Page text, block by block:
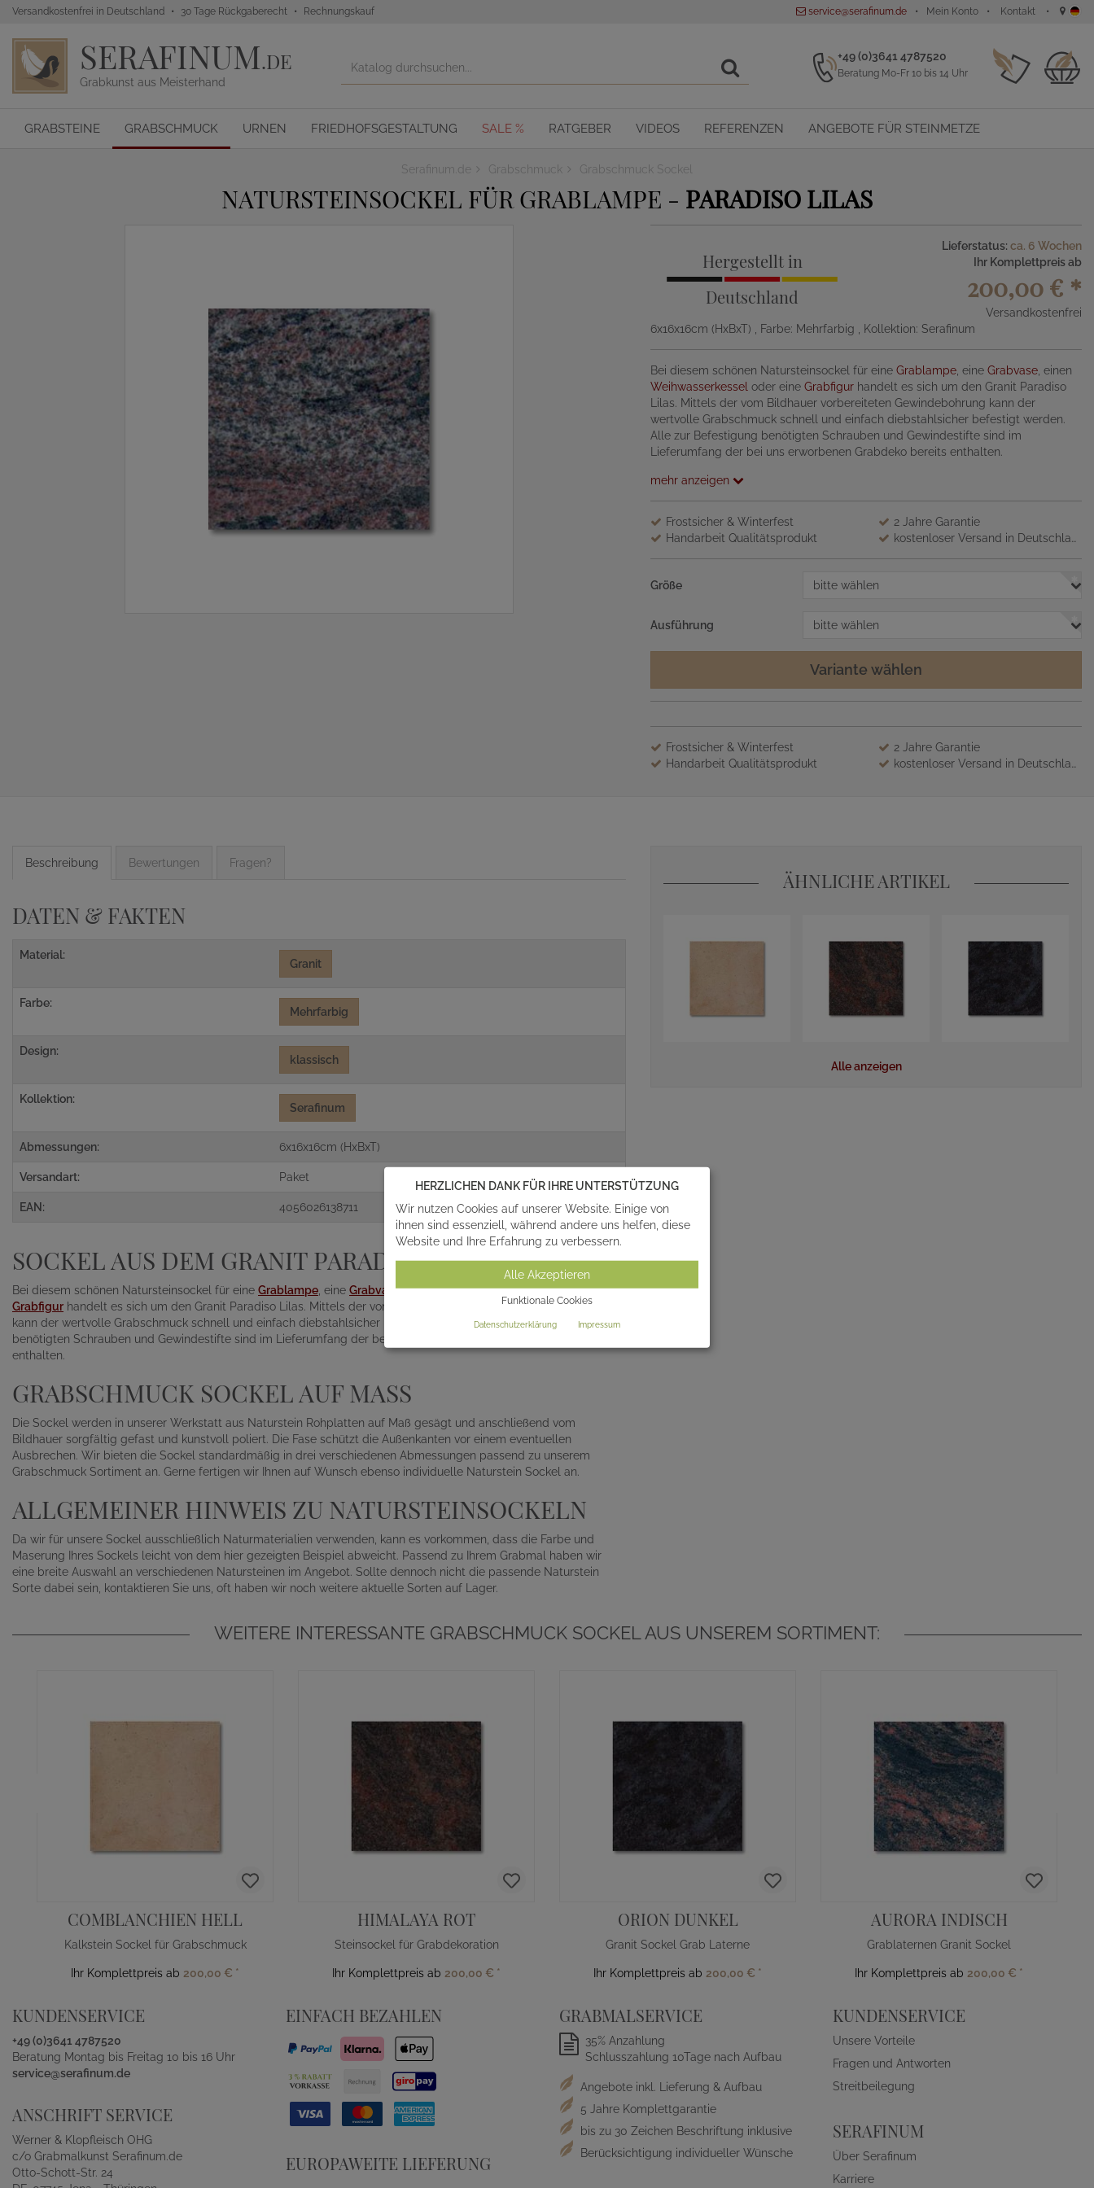
Versandkostenfrei in Deutschland 30 Tage Rückgaberecht Rechnungskauf service@serafinum.de Mein Konto Kontakt
SERAFINUM.DE
Grabkunst aus Meisterhand
+49 (0)3641 4787520
Beratung Mo-Fr 10 bis 14 Uhr
GRABSTEINE GRABSCHMUCK URNEN FRIEDHOFSGESTALTUNG SALE % RATGEBER VIDEOS REFERENZEN ANGEBOTE FÜR STEINMETZE
Serafinum.de Grabschmuck Grabschmuck Sockel
NATURSTEINSOCKEL FÜR GRABLAMPE - PARADISO LILAS
Hergestellt in
Deutschland
Lieferstatus: ca. 6 Wochen
Ihr Komplettpreis ab
200,00 € *
Versandkostenfrei
6x16x16cm (HxBxT)
, Farbe: Mehrfarbig , Kollektion: Serafinum
Bei diesem schönen Natursteinsockel für eine Grablampe , eine Grabvase , einen
Weihwasserkessel oder eine Grabfigur handelt es sich um den Granit Paradiso
Lilas. Mittels der vom Bildhauer vorbereiteten Gewindebohrung kann der
wertvolle Grabschmuck schnell und einfach diebstahlsicher befestigt werden.
Alle zur Befestigung benötigten Schrauben und Gewindestifte sind im
Lieferumfang der bei uns erworbenen Grabdeko bereits enthalten.
mehr anzeigen
Frostsicher & Winterfest
2 Jahre Garantie
Handarbeit Qualitätsprodukt
kostenloser Versand in Deutschland
Größe bitte wählen
Ausführung bitte wählen
Variante wählen
Frostsicher & Winterfest
2 Jahre Garantie
Handarbeit Qualitätsprodukt
kostenloser Versand in Deutschland
Beschreibung Bewertungen Fragen?
DATEN & FAKTEN
Material:
Granit
Farbe:
Mehrfarbig
Design:
klassisch
Kollektion:
Serafinum
Abmessungen: 6x16x16cm (HxBxT)
Versandart: Paket
EAN: 4056026138711
SOCKEL AUS DEM GRANIT PARADISO LILAS
Bei diesem schönen Natursteinsockel für eine Grablampe , eine Grabvase, einenWeihwasserkesseloder eine
Grabfigur handelt es sich um den Granit Paradiso Lilas. Mittels der vom Bildhauer vorbereiteten Gewindebohrung
kann der wertvolle Grabschmuck schnell und einfach diebstahlsicher befestigt werden. Alle zur Befestigung
benötigten Schrauben und Gewindestifte sind im Lieferumfang der bei uns erworbenen Grabdeko bereits
enthalten.
GRABSCHMUCK SOCKEL AUF MASS
Die Sockel werden in unserer Werkstatt aus Naturstein Rohplatten auf Maß gesägt und anschließend vom
Bildhauer sorgfältig gefast und kunstvoll poliert. Die Fase schützt die Außenkanten vor einem eventuellen
Ausbrechen. Wir bieten die Sockel standardmäßig in drei verschiedenen Abmessungen passend zu unserem
Grabschmuck Sortiment an. Gerne fertigen wir Ihnen auf Wunsch ebenso individuelle Naturstein Sockel an.
ALLGEMEINER HINWEIS ZU NATURSTEINSOCKELN
Da wir für unsere Sockel ausschließlich Naturmaterialien verwenden, kann es vorkommen, dass die Farbe und
Maserung Ihres Sockels leicht von dem hier gezeigten Beispiel abweicht. Passend zu Ihrem Grabmal haben wir
eine breite Auswahl an verschiedenen Natursteinen im Angebot. Sollte dennoch nicht die passende Naturstein
Sorte dabei sein, kontaktieren Sie uns, oft haben wir noch weitere aktuelle Sorten auf Lager.
ÄHNLICHE ARTIKEL
Alle anzeigen
WEITERE INTERESSANTE GRABSCHMUCK SOCKEL AUS UNSEREM SORTIMENT:
COMBLANCHIEN HELL
Kalkstein Sockel für Grabschmuck
Ihr Komplettpreis ab 200,00 € *
HIMALAYA ROT
Steinsockel für Grabdekoration
Ihr Komplettpreis ab 200,00 € *
ORION DUNKEL
Granit Sockel Grab Laterne
Ihr Komplettpreis ab 200,00 € *
AURORA INDISCH
Grablaternen Granit Sockel
Ihr Komplettpreis ab 200,00 € *
KUNDENSERVICE
+49 (0)3641 4787520
Beratung Montag bis Freitag 10 bis 16 Uhr
service@serafinum.de
ANSCHRIFT SERVICE
Werner & Klopfleisch OHG
c/o Grabmalkunst Serafinum.de
Otto-Schott-Str. 24
EINFACH BEZAHLEN
EUROPAWEITE LIEFERUNG
GRABMALSERVICE
35% Anzahlung
Schlusszahlung 10Tage nach Aufbau
Angebote inkl. Lieferung & Aufbau
5 Jahre Komplettgarantie
bis zu 30 Zeichen Beschriftung inklusive
Berücksichtigung individueller Wünsche
KUNDENSERVICE
Unsere Vorteile
Fragen und Antworten
Streitbeilegung
SERAFINUM
Über Serafinum
Karriere
HERZLICHEN DANK FÜR IHRE UNTERSTÜTZUNG
Wir nutzen Cookies auf unserer Website. Einige von
ihnen sind essenziell, während andere uns helfen, diese
Website und Ihre Erfahrung zu verbessern.
Alle Akzeptieren
Funktionale Cookies
Datenschutzerklärung Impressum